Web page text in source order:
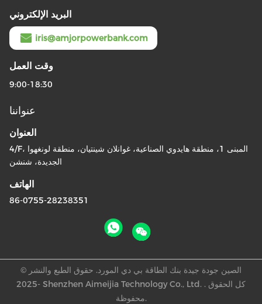
البريد الإلكتروني
iris@amjorpowerbank.com
وقت العمل
9:00-18:30
عنواننا
العنوان
4/F، المبنى 1، منطقة هايدوي الصناعية، غوانلان شينتيان، منطقة لونغهوا
الجديدة، شنشن
الهاتف
86-0755-28238351
الصين جودة جيدة بنك الطاقة بي دي المورد. حقوق الطبع والنشر ©
-2025 Shenzhen Aimeijia Technology Co., Ltd. . كل الحقوق
محفوظة.